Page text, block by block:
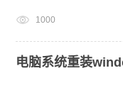
1000
电脑系统重装